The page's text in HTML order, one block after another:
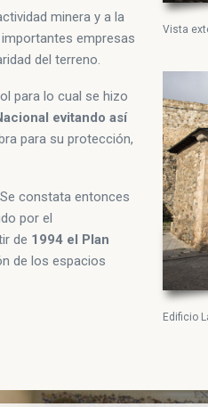
minera y a la
empresas
del terreno.
para lo cual se hizo
evitando así
para su protección,
constata entonces
por el
de 1994 el Plan
de los espacios
Vista
Edificio